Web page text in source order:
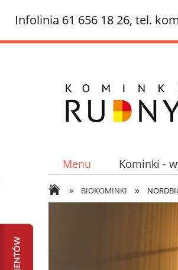
Infolinia 61 656 18 26, tel.
Menu Kominki -
Ciepłe kominki -
» BIOKOMINKI »